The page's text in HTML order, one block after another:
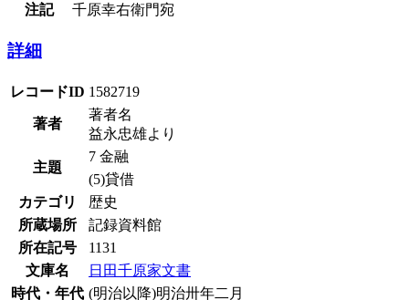
注記
千原幸右衛門宛
詳細
レコードID 1582719
著者
著者名
益永忠雄より
主題
7 金融
(5)貸借
カテゴリ
歴史
所蔵場所
記録資料館
所在記号
1131
文庫名
日田千原家文書
時代・年代 (明治以降)明治卅年二月